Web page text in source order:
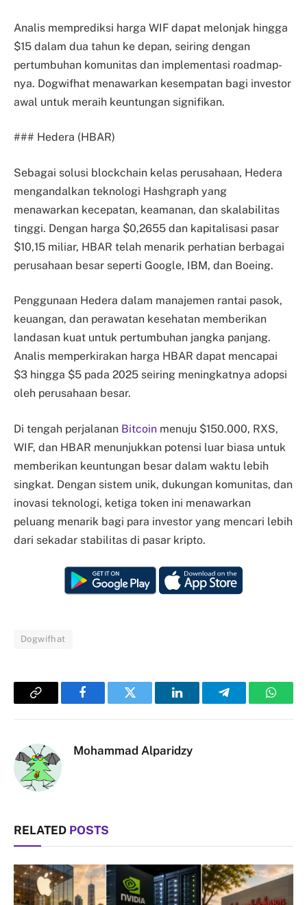
Analis memprediksi harga WIF dapat melonjak hingga
$15 dalam dua tahun ke depan, seiring dengan
pertumbuhan komunitas dan implementasi roadmap-
nya. Dogwifhat menawarkan kesempatan bagi investor
awal untuk meraih keuntungan signifikan.
### Hedera (HBAR)
Sebagai solusi blockchain kelas perusahaan, Hedera
mengandalkan teknologi Hashgraph yang
menawarkan kecepatan, keamanan, dan skalabilitas
tinggi. Dengan harga $0,2655 dan kapitalisasi pasar
$10,15 miliar, HBAR telah menarik perhatian berbagai
perusahaan besar seperti Google, IBM, dan Boeing.
Penggunaan Hedera dalam manajemen rantai pasok,
keuangan, dan perawatan kesehatan memberikan
landasan kuat untuk pertumbuhan jangka panjang.
Analis memperkirakan harga HBAR dapat mencapai
$3 hingga $5 pada 2025 seiring meningkatnya adopsi
oleh perusahaan besar.
Di tengah perjalanan Bitcoin menuju $150.000, RXS,
WIF, dan HBAR menunjukkan potensi luar biasa untuk
memberikan keuntungan besar dalam waktu lebih
singkat. Dengan sistem unik, dukungan komunitas, dan
inovasi teknologi, ketiga token ini menawarkan
peluang menarik bagi para investor yang mencari lebih
dari sekadar stabilitas di pasar kripto.
Dogwifhat
Copy
FacebookTwitter LinkedInTelegram
Mohammad Alparidzy
RELATED POSTS